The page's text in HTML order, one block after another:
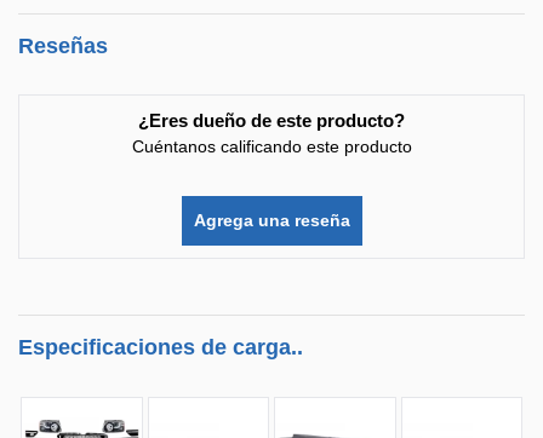
Reseñas
¿Eres dueño de este producto?
Cuéntanos calificando este producto
Agrega una reseña
Especificaciones de carga..